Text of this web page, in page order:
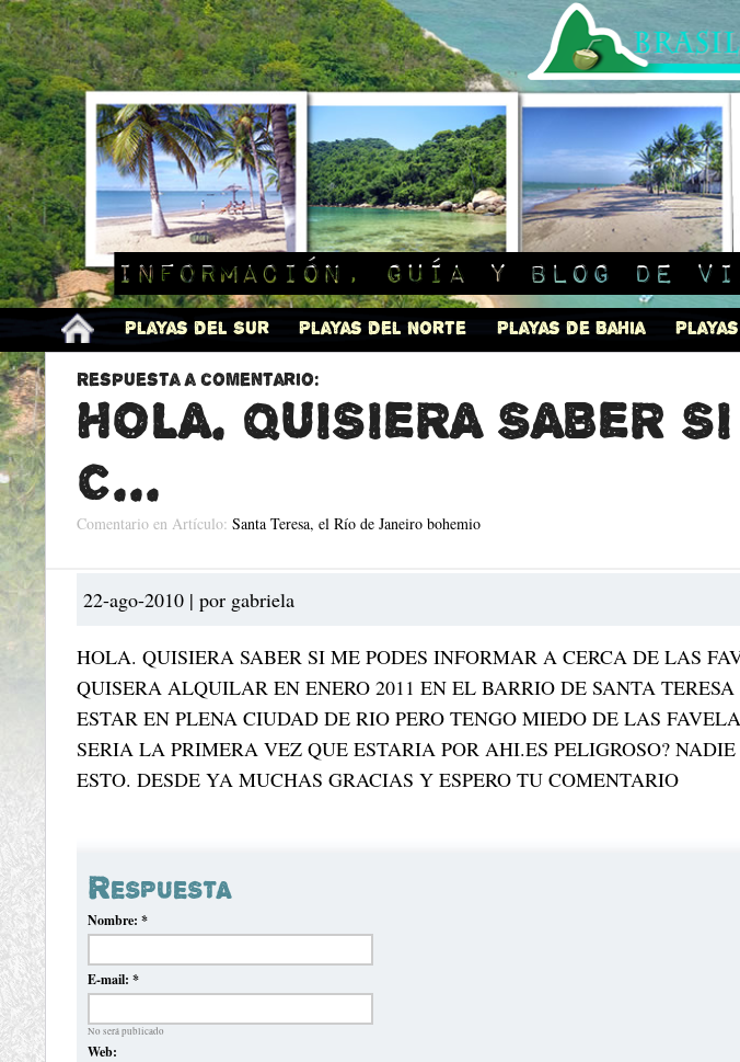
Información, guía y blog de
Playas del Sur Playas del Norte Playas de Bahia
Respuesta a comentario:
HOLA. QUISIERA SABER
C...
Comentario en Artículo: Santa Teresa, el Río de Janeiro bohemio
22-ago-2010 | por gabriela
HOLA. QUISIERA SABER SI ME PODES INFORMAR A CERCA DE LAS
QUISERA ALQUILAR EN ENERO 2011 EN EL BARRIO DE SANTA TERESA
ESTAR EN PLENA CIUDAD DE RIO PERO TENGO MIEDO DE LAS
SERIA LA PRIMERA VEZ QUE ESTARIA POR AHI.ES PELIGROSO?
ESTO. DESDE YA MUCHAS GRACIAS Y ESPERO TU COMENTARIO
Respuesta
Nombre: *
E-mail: *
No será publicado
Web: